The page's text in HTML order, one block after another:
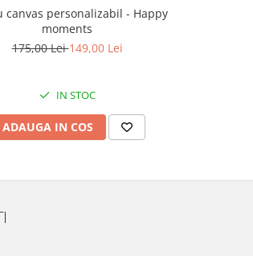
canvas personalizabil - Happy
moments
175,00 Lei149,00 Lei
IN STOC
ADAUGA IN COS